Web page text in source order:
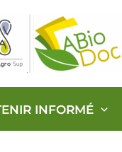
INFORMÉ